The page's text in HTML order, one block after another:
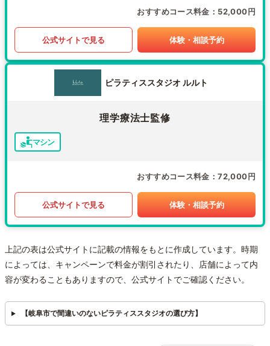
おすすめコース料金 52,000円
公式サイトで見る 体験・相談予約
ピラティススタジオ ルルト
理学療法士監修
マシン
おすすめコース料金 72,000円
公式サイトで見る 体験・相談予約
上記の表は公式サイトに記載の情報をもとに作成しています。時期
によっては、キャンペーンで料金が割引されたり、店舗によって内
容が変わることもありますので、公式サイトでご確認ください。
【岐阜市で間違いのないピラティススタジオの選び方】